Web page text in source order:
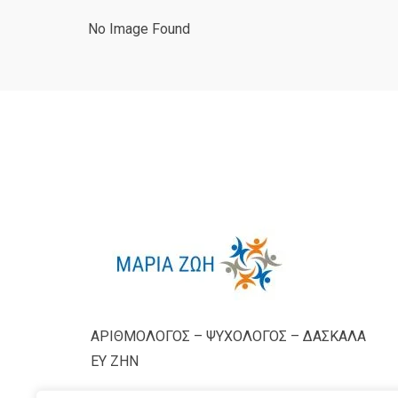
No Image Found
ΑΡΙΘΜΟΛΟΓΟΣ – ΨΥΧΟΛΟΓΟΣ – ΔΑΣΚΑΛΑ
ΕΥ ΖΗΝ